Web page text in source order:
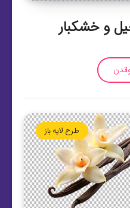
و خشکبار
طرح لایه باز